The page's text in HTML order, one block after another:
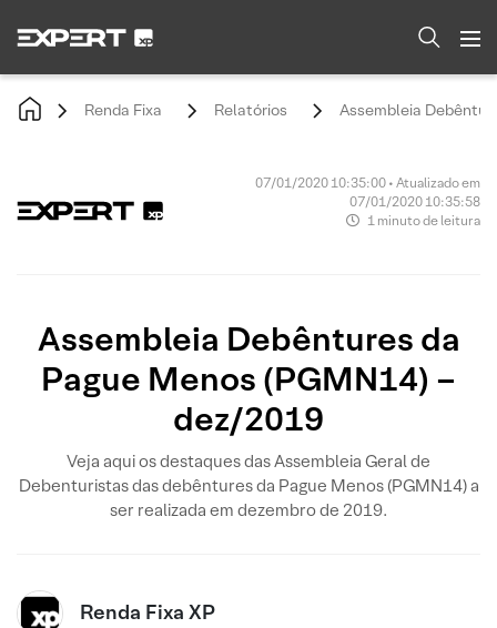
Renda Fixa Relatórios Assembleia
07/01/2020 10:35:00 • Atualizado em
07/01/2020 10:35:58
1 minuto de leitura
Assembleia Debêntures da
Pague Menos (PGMN14) –
dez/2019
Veja aqui os destaques das Assembleia Geral de
Debenturistas das debêntures da Pague Menos (PGMN14) a
ser realizada em dezembro de 2019.
Renda Fixa XP